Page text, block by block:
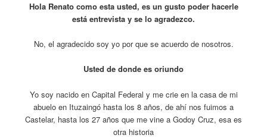
Hola Renato como esta usted, es un gusto poder hacerle
está entrevista y se lo agradezco.
No, el agradecido soy yo por que se acuerdo de nosotros.
Usted de donde es oriundo
Yo soy nacido en Capital Federal y me crie en la casa de mi
abuelo en Ituzaingó hasta los 8 años, de ahí nos fuimos a
Castelar, hasta los 27 años que me vine a Godoy Cruz, esa es
otra historia